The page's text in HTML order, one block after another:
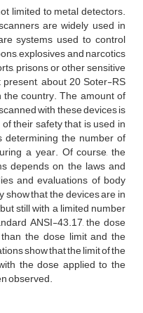
limited to metal detectors.
are widely used in
systems used to control
explosives and narcotics
prisons or other sensitive
about 20 Soter-RS
country. The amount of
with these devices is
their safety that is used in
the number of
a year. Of course, the
depends on the laws and
and evaluations of body
that the devices are in
still with a limited number
ANSI-43.17, the dose
the dose limit and the
show that the limit of the
the dose applied to the
observed.